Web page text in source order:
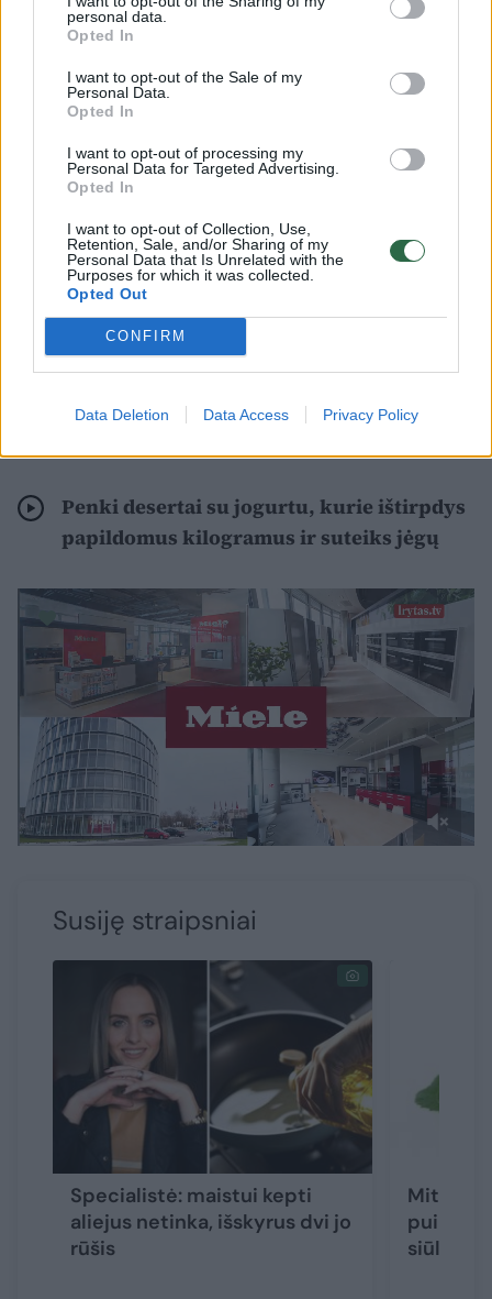
personal data.
Opted In
I want to opt-out of the Sale of my
Personal Data.
Opted In
I want to opt-out of processing my
Personal Data for Targeted Advertising.
Opted In
I want to opt-out of Collection, Use,
Retention, Sale, and/or Sharing of my
Personal Data that Is Unrelated with the
Purposes for which it was collected.
Opted Out
CONFIRM
Data Deletion Data Access Privacy Policy
kiekvieną savaitę. Tad jei nesate pasiruošę
dažnai keisti savo keptuvės ir vis netyčia ją
perkaitinate, teflonu padengtų keptuvių
Pasirodo, keptuvę galima perkaitinti be galo
greitai. Dabartinės naujos viryklės įkaista
labai sparčiai, tad nusisukę vos minutei galite
pastebėti kylančius dūmus. Nors Europoje
dar gaminamos teflonu dengtos keptuvės,
nuo 2015 m. Amerikoje buvo priimtas
įstatymas nutraukti tokių produktų gamybą
Penki desertai su jogurtu, kurie ištirpdys
papildomus kilogramus ir suteiks jėgų
Susiję straipsniai
Specialistė: maistui kepti
aliejus netinka, išskyrus dvi jo
rūšis
Mitybos
puikią
siūlo ją